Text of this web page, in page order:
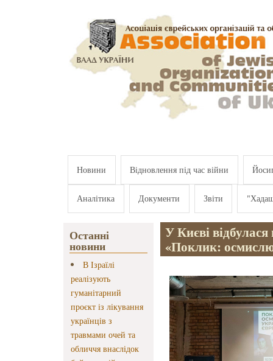
Новини Відновлення під час війни
Аналітика Документи Звіти
Останні
новини
В Ізраїлі
реалізують
гуманітарний
проєкт із лікування
українців з
травмами очей та
обличчя внаслідок
У Києві відбулася
«Поклик: